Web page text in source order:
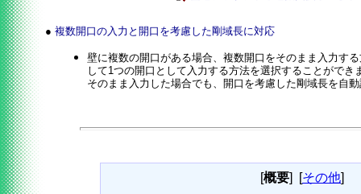
● 複数開口の入力と開口を考慮した剛域長に対応
壁に複数の開口がある場合、複数開口をそのまま入力す
して1つの開口として入力する方法を選択することができ
そのまま入力した場合でも、開口を考慮した剛域長を自
[概要] [その他]